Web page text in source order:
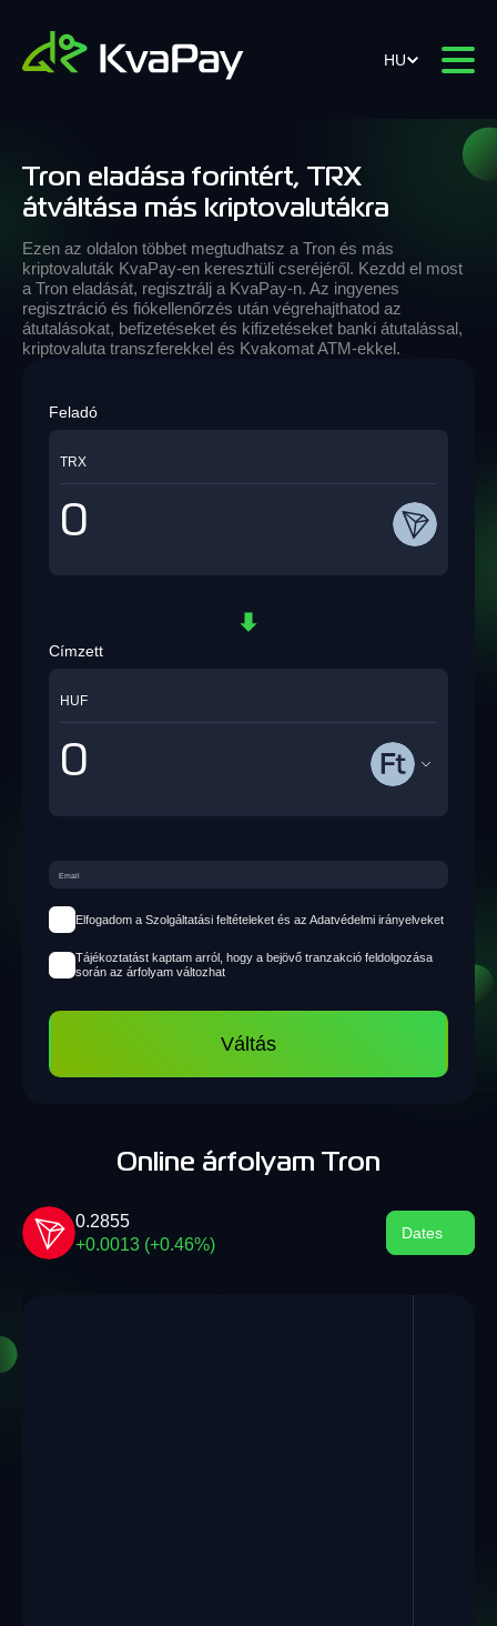
HU
Tron eladása forintért, TRX
átváltása más kriptovalutákra
Ezen az oldalon többet megtudhatsz a Tron és más
kriptovaluták KvaPay-en keresztüli cseréjéről. Kezdd el most
a Tron eladását, regisztrálj a KvaPay-n. Az ingyenes
regisztráció és fiókellenőrzés után végrehajthatod az
átutalásokat, befizetéseket és kifizetéseket banki átutalással,
kriptovaluta transzferekkel és Kvakomat ATM-ekkel.
Feladó
TRX
Címzett
HUF
Elfogadom a Szolgáltatási feltételeket és az Adatvédelmi irányelveket
Tájékoztatást kaptam arról, hogy a bejövő tranzakció feldolgozása
során az árfolyam változhat
Váltás
Online árfolyam Tron
0.2855
+0.0013 (+0.46%)
Dates